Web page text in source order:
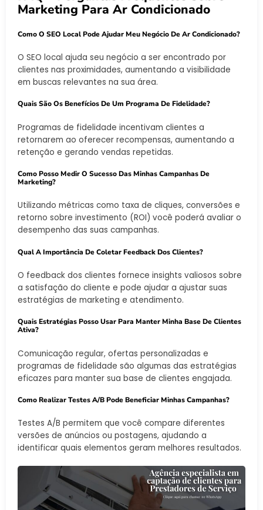
Marketing Para Ar Condicionado
Como O SEO Local Pode Ajudar Meu Negócio De Ar Condicionado?
O SEO local ajuda seu negócio a ser encontrado por
clientes nas proximidades, aumentando a visibilidade
em buscas relevantes na sua área.
Quais São Os Benefícios De Um Programa De Fidelidade?
Programas de fidelidade incentivam clientes a
retornarem ao oferecer recompensas, aumentando a
retenção e gerando vendas repetidas.
Como Posso Medir O Sucesso Das Minhas Campanhas De
Marketing?
Utilizando métricas como taxa de cliques, conversões e
retorno sobre investimento (ROI) você poderá avaliar o
desempenho das suas campanhas.
Qual A Importância De Coletar Feedback Dos Clientes?
O feedback dos clientes fornece insights valiosos sobre
a satisfação do cliente e pode ajudar a ajustar suas
estratégias de marketing e atendimento.
Quais Estratégias Posso Usar Para Manter Minha Base De Clientes
Ativa?
Comunicação regular, ofertas personalizadas e
programas de fidelidade são algumas das estratégias
eficazes para manter sua base de clientes engajada.
Como Realizar Testes A/B Pode Beneficiar Minhas Campanhas?
Testes A/B permitem que você compare diferentes
versões de anúncios ou postagens, ajudando a
identificar quais elementos geram melhores resultados.